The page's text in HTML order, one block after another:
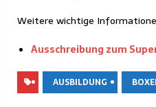
Wei­te­re wich­ti­ge
Aus­schrei­bung zum
AUSBILDUNG